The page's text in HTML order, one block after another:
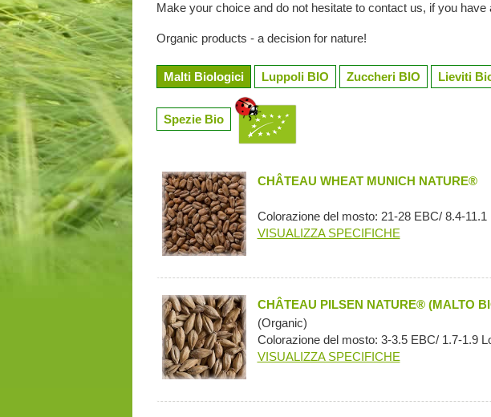
Make your choice and do not hesitate to contact us, if you
Organic products - a decision for nature!
Malti Biologici Luppoli BIO Zuccheri BIO Lieviti
Spezie Bio
CHÂTEAU WHEAT MUNICH NATURE®
Colorazione del mosto: 21-28 EBC/ 8.4-11.1
VISUALIZZA SPECIFICHE
CHÂTEAU PILSEN NATURE® (MALTO
(Organic)
Colorazione del mosto: 3-3.5 EBC/ 1.7-1.9
VISUALIZZA SPECIFICHE